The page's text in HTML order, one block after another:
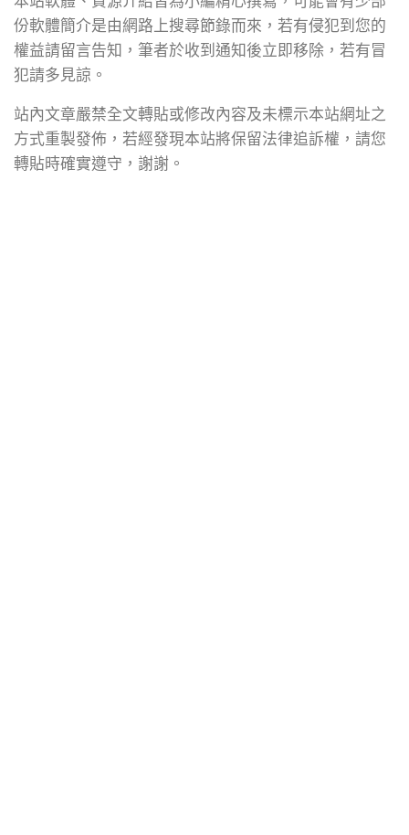
份軟體簡介是由網路上搜尋節錄而來，若有侵犯到您的
權益請留言告知，筆者於收到通知後立即移除，若有冒
犯請多見諒。
站內文章嚴禁全文轉貼或修改內容及未標示本站網址之
方式重製發佈，若經發現本站將保留法律追訴權，請您
轉貼時確實遵守，謝謝。